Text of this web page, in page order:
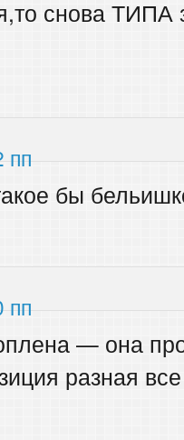
снова
пп
бы
пп
— она
разная